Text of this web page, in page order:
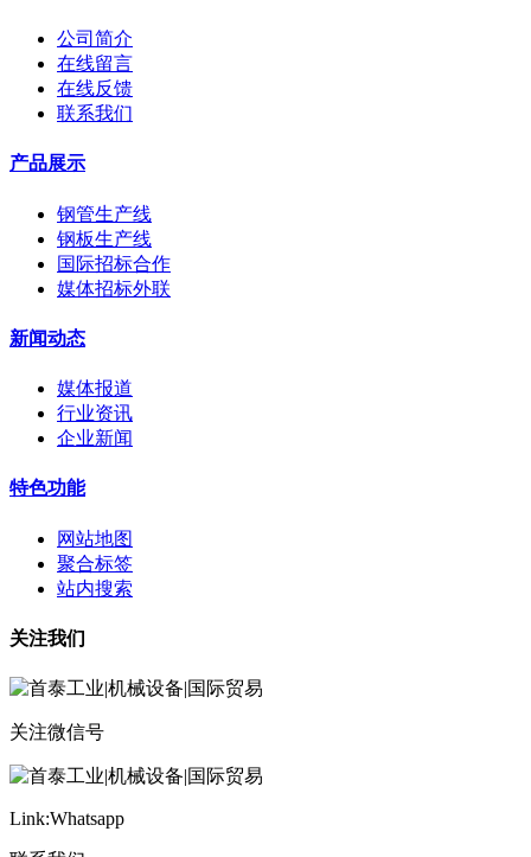
公司简介
在线留言
在线反馈
联系我们
产品展示
钢管生产线
钢板生产线
国际招标合作
媒体招标外联
新闻动态
媒体报道
行业资讯
企业新闻
特色功能
网站地图
聚合标签
站内搜索
关注我们
关注微信号
Link:Whatsapp